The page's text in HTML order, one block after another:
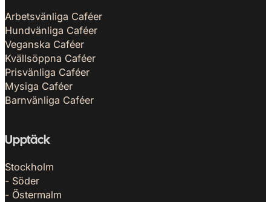
Arbetsvänliga Caféer
Hundvänliga Caféer
Veganska Caféer
Kvällsöppna Caféer
Prisvänliga Caféer
Mysiga Caféer
Barnvänliga Caféer
Upptäck
Stockholm
- Söder
- Östermalm